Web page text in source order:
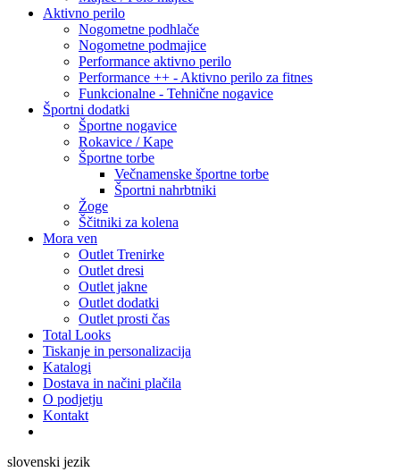
Aktivno perilo
Nogometne podhlače
Nogometne podmajice
Performance aktivno perilo
Performance ++ - Aktivno perilo za fitnes
Funkcionalne - Tehnične nogavice
Športni dodatki
Športne nogavice
Rokavice / Kape
Športne torbe
Večnamenske športne torbe
Športni nahrbtniki
Žoge
Ščitniki za kolena
Mora ven
Outlet Trenirke
Outlet dresi
Outlet jakne
Outlet dodatki
Outlet prosti čas
Total Looks
Tiskanje in personalizacija
Katalogi
Dostava in načini plačila
O podjetju
Kontakt
slovenski jezik